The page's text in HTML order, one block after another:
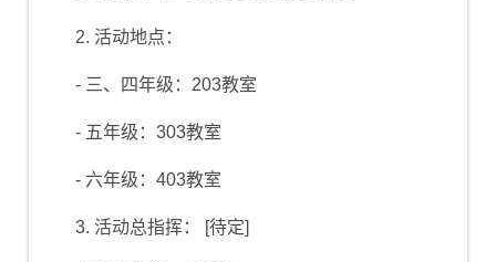
2. 活动地点：
- 三、四年级：203教室
- 五年级：303教室
- 六年级：403教室
3. 活动总指挥： [待定]